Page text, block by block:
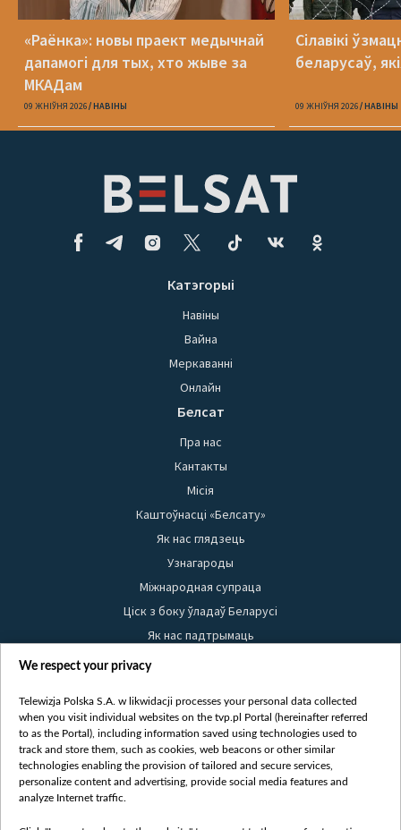
«Раёнка»: новы праект медычнай
дапамогі для тых, хто жыве за
МКАДам
09 ЖНІЎНЯ 2026 НАВІНЫ
Сілавікі
беларусаў,
09 ЖНІЎНЯ 2026 НАВІНЫ
Катэгорыі
Навіны
Вайна
Меркаванні
Онлайн
Белсат
Пра нас
Кантакты
Місія
Каштоўнасці «Белсату»
Як нас глядзець
Узнагароды
Міжнародная супраца
Ціск з боку ўладаў Беларусі
Як нас падтрымаць
Правілы выкарыстання матэрыялаў
Бяспека
Youtube
Белсат news
Белсат Shorts
We respect your privacy
Telewizja Polska S.A. w likwidacji processes your personal data collected
when you visit individual websites on the tvp.pl Portal (hereinafter referred
to as the Portal), including information saved using technologies used to
track and store them, such as cookies, web beacons or other similar
technologies enabling the provision of tailored and secure services,
personalize content and advertising, provide social media features and
analyze Internet traffic.